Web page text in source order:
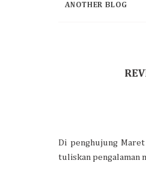
ANOTHER BLOG
Di penghujung
tuliskan pengalaman